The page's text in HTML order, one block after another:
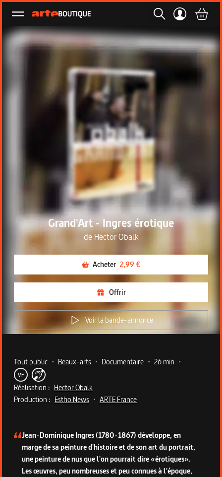
Ouvrir le menu
Grand'Art - Ingres érotique
de Hector Obalk
Acheter 2,99 €
Offrir
Voir la bande-annonce
Metadata du programme
Tout public • Beaux-arts • Documentaire • 26 min •
VF
Réalisation : Hector Obalk
Production : Estho News • ARTE France
Jean-Dominique Ingres (1780-1867) développe, en
marge de sa peinture d'histoire et de son art du portrait,
une peinture de nus que l'on pourrait dire «érotiques».
Les œuvres, peu nombreuses et peu connues à l'époque,